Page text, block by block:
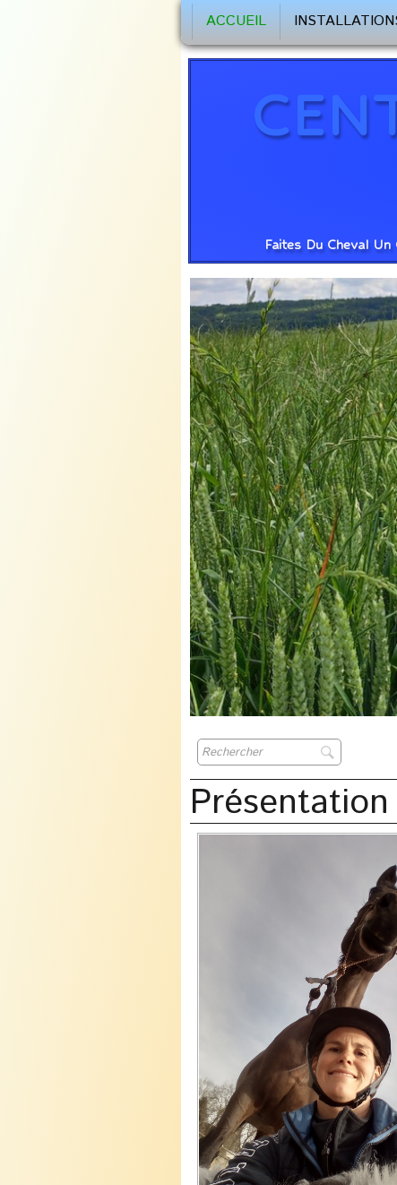
ACCUEIL
Faites Du Cheval
Présentation